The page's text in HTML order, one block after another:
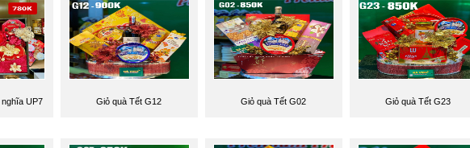
UP7 Giỏ quà Tết G12 Giỏ quà Tết G02 Giỏ quà Tết G23